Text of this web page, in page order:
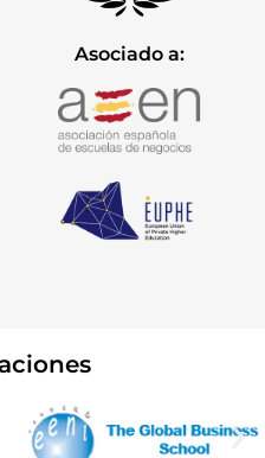
Asociado a: